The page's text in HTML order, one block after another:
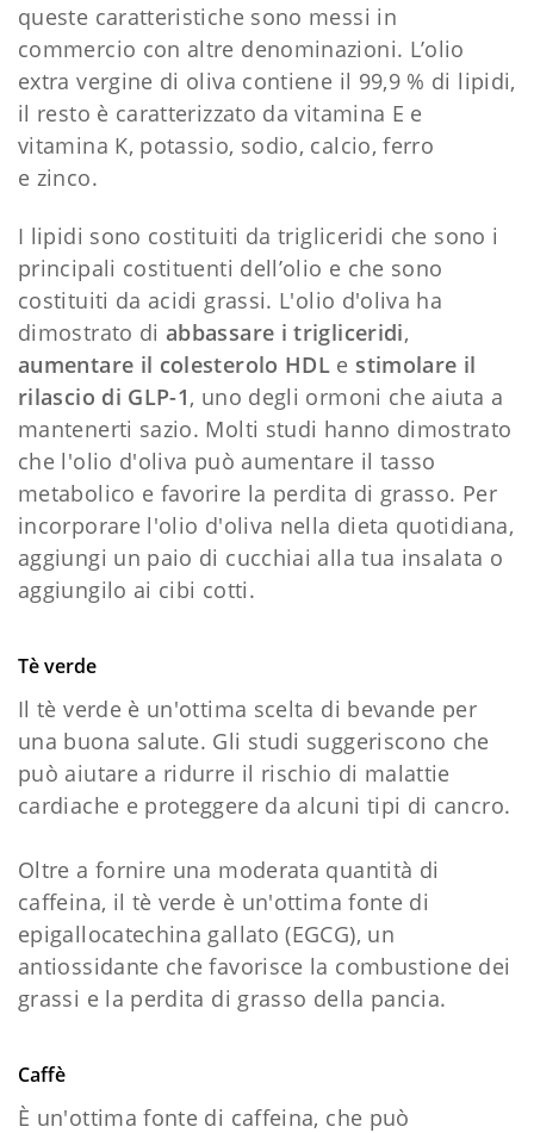
queste caratteristiche sono messi in
commercio con altre denominazioni. L’olio
extra vergine di oliva contiene il 99,9 % di lipidi,
il resto è caratterizzato da vitamina E e
vitamina K, potassio, sodio, calcio, ferro
e zinco.
I lipidi sono costituiti da trigliceridi che sono i
principali costituenti dell’olio e che sono
costituiti da acidi grassi. L'olio d'oliva ha
dimostrato di abbassare i trigliceridi,
aumentare il colesterolo HDL e stimolare il
rilascio di GLP-1, uno degli ormoni che aiuta a
mantenerti sazio. Molti studi hanno dimostrato
che l'olio d'oliva può aumentare il tasso
metabolico e favorire la perdita di grasso. Per
incorporare l'olio d'oliva nella dieta quotidiana,
aggiungi un paio di cucchiai alla tua insalata o
aggiungilo ai cibi cotti.
Tè verde
Il tè verde è un'ottima scelta di bevande per
una buona salute. Gli studi suggeriscono che
può aiutare a ridurre il rischio di malattie
cardiache e proteggere da alcuni tipi di cancro.
Oltre a fornire una moderata quantità di
caffeina, il tè verde è un'ottima fonte di
epigallocatechina gallato (EGCG), un
antiossidante che favorisce la combustione dei
grassi e la perdita di grasso della pancia.
Caffè
È un'ottima fonte di caffeina, che può